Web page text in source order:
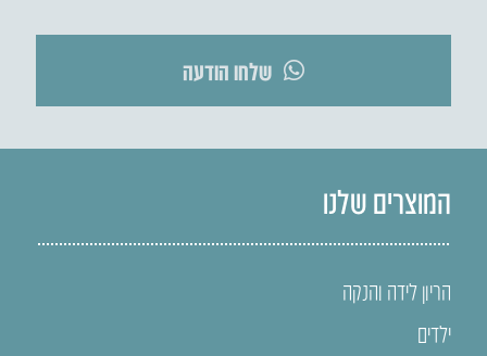
שלחו הודעה
המוצרים שלנו
הריון לידה והנקה
ילדים